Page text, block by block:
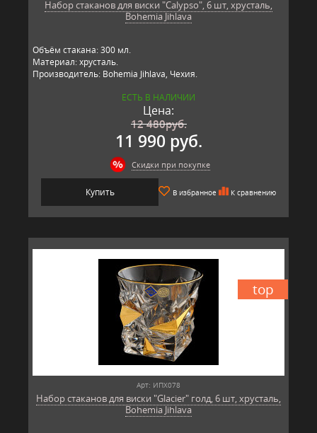
Набор стаканов для виски "Calypso", 6 шт, хрусталь,
Bohemia Jihlava
Объём стакана: 300 мл.
Материал: хрусталь.
Производитель: Bohemia Jihlava, Чехия.
ЕСТЬ В НАЛИЧИИ
Цена:
12 480руб.
11 990 руб.
Скидки при покупке
Купить В избранное К сравнению
top
Арт: ИПХ078
Набор стаканов для виски "Glacier" голд, 6 шт, хрусталь,
Bohemia Jihlava